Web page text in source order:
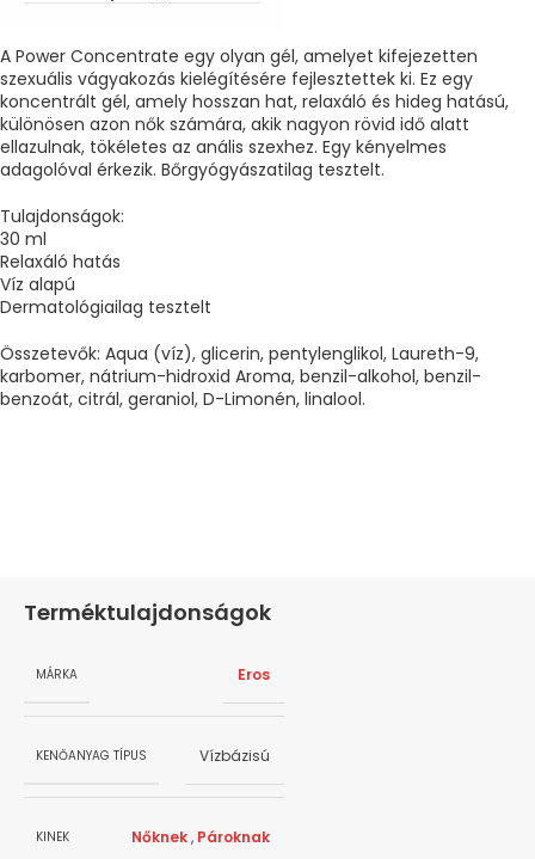
A Power Concentrate egy olyan gél, amelyet kifejezetten
szexuális vágyakozás kielégítésére fejlesztettek ki. Ez egy
koncentrált gél, amely hosszan hat, relaxáló és hideg hatású,
különösen azon nők számára, akik nagyon rövid idő alatt
ellazulnak, tökéletes az anális szexhez. Egy kényelmes
adagolóval érkezik. Bőrgyógyászatilag tesztelt.
Tulajdonságok:
30 ml
Relaxáló hatás
Víz alapú
Dermatológiailag tesztelt
Összetevők: Aqua (víz), glicerin, pentylenglikol, Laureth-9,
karbomer, nátrium-hidroxid Aroma, benzil-alkohol, benzil-
benzoát, citrál, geraniol, D-Limonén, linalool.
Terméktulajdonságok
MÁRKA Eros
KENŐANYAG TÍPUS Vízbázisú
KINEK Nőknek, Pároknak